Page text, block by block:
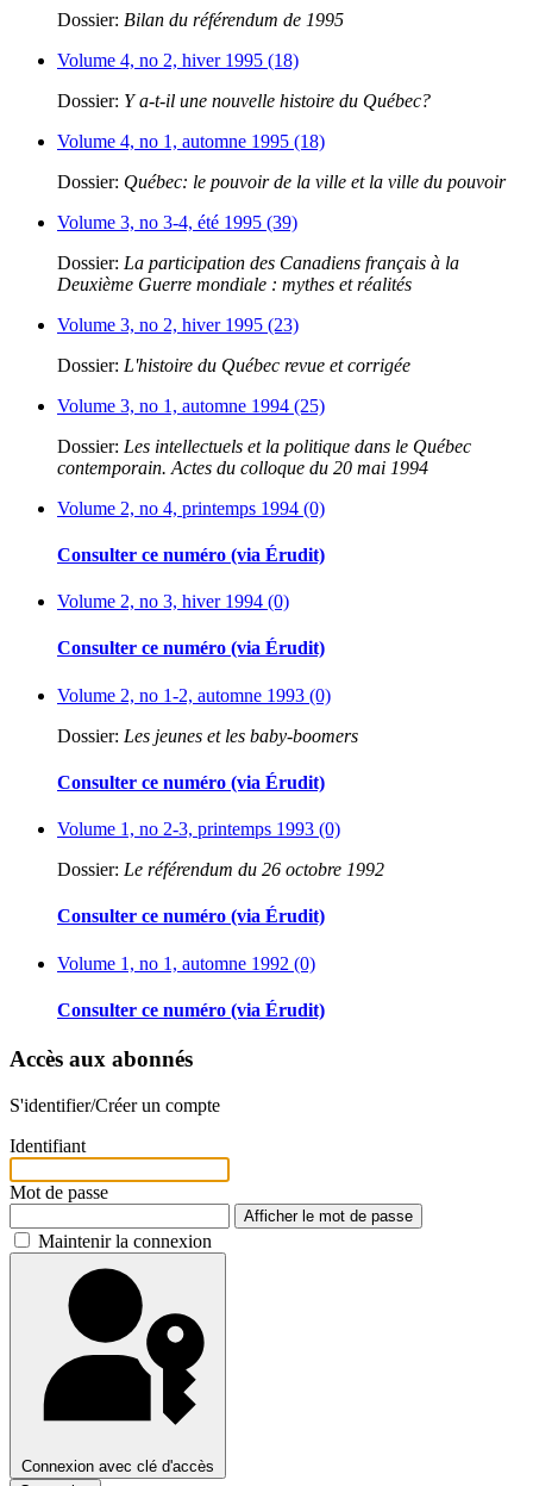
Dossier: Bilan du référendum de 1995
Volume 4, no 2, hiver 1995 (18)
Dossier: Y a-t-il une nouvelle histoire du Québec?
Volume 4, no 1, automne 1995 (18)
Dossier: Québec: le pouvoir de la ville et la ville du pouvoir
Volume 3, no 3-4, été 1995 (39)
Dossier: La participation des Canadiens français à la
Deuxième Guerre mondiale : mythes et réalités
Volume 3, no 2, hiver 1995 (23)
Dossier: L'histoire du Québec revue et corrigée
Volume 3, no 1, automne 1994 (25)
Dossier: Les intellectuels et la politique dans le Québec
contemporain. Actes du colloque du 20 mai 1994
Volume 2, no 4, printemps 1994 (0)
Consulter ce numéro (via Érudit)
Volume 2, no 3, hiver 1994 (0)
Consulter ce numéro (via Érudit)
Volume 2, no 1-2, automne 1993 (0)
Dossier: Les jeunes et les baby-boomers
Consulter ce numéro (via Érudit)
Volume 1, no 2-3, printemps 1993 (0)
Dossier: Le référendum du 26 octobre 1992
Consulter ce numéro (via Érudit)
Volume 1, no 1, automne 1992 (0)
Consulter ce numéro (via Érudit)
Accès aux abonnés
S'identifier/Créer un compte
Identifiant
Mot de passe
Afficher le mot de passe
Maintenir la connexion
Connexion avec clé d'accès